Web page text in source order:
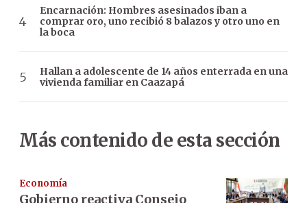
Encarnación: Hombres asesinados iban a
comprar oro, uno recibió 8 balazos y otro uno en
la boca
Hallan a adolescente de 14 años enterrada en una
vivienda familiar en Caazapá
Más contenido de esta sección
Economía
Gobierno reactiva Consejo